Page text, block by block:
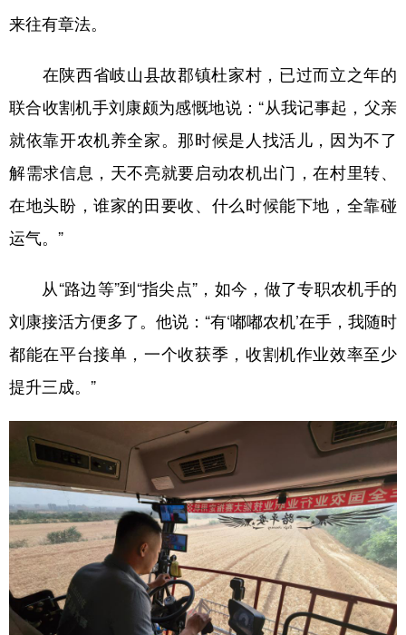
来往有章法。
在陕西省岐山县故郡镇杜家村，已过而立之年的
联合收割机手刘康颇为感慨地说：“从我记事起，父亲
就依靠开农机养全家。那时候是人找活儿，因为不了
解需求信息，天不亮就要启动农机出门，在村里转、
在地头盼，谁家的田要收、什么时候能下地，全靠碰
运气。”
从“路边等”到“指尖点”，如今，做了专职农机手的
刘康接活方便多了。他说：“有‘嘟嘟农机’在手，我随时
都能在平台接单，一个收获季，收割机作业效率至少
提升三成。”